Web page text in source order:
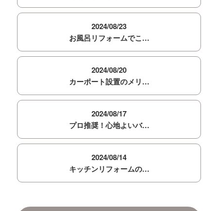
2024/08/23
お風呂リフォームでこ…
2024/08/20
カーポート設置のメリ…
2024/08/17
プロ推奨！心地よいバ…
2024/08/14
キッチンリフォームの…